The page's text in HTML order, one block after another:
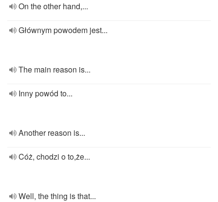
On the other hand,...
Głównym powodem jest...
The main reason is...
Inny powód to...
Another reason is...
Cóż, chodzi o to,że...
Well, the thing is that...